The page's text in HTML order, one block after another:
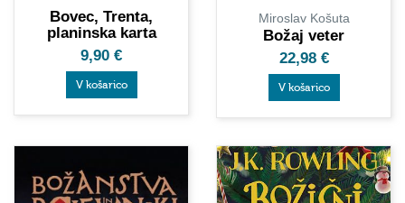
Bovec, Trenta,
planinska karta
9,90 €
V košarico
Miroslav Košuta
Božaj veter
22,98 €
V košarico